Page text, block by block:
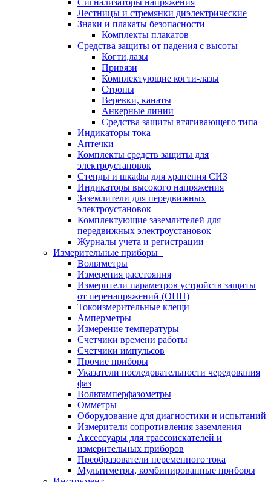
Сигнализаторы напряжения
Лестницы и стремянки диэлектрические
Знаки и плакаты безопасности
Комплекты плакатов
Средства защиты от падения с высоты
Когти,лазы
Привязи
Комплектующие когти-лазы
Стропы
Веревки, канаты
Анкерные линии
Средства защиты втягивающего типа
Индикаторы тока
Аптечки
Комплекты средств защиты для
электроустановок
Стенды и шкафы для хранения СИЗ
Индикаторы высокого напряжения
Заземлители для передвижных
электроустановок
Комплектующие заземлителей для
передвижных электроустановок
Журналы учета и регистрации
Измерительные приборы
Вольтметры
Измерения расстояния
Измерители параметров устройств защиты
от перенапряжений (ОПН)
Токоизмерительные клещи
Амперметры
Измерение температуры
Счетчики времени работы
Счетчики импульсов
Прочие приборы
Указатели последовательности чередования
фаз
Вольтамперфазометры
Омметры
Оборудование для диагностики и испытаний
Измерители сопротивления заземления
Аксессуары для трассоискателей и
измерительных приборов
Преобразователи переменного тока
Мультиметры, комбинированные приборы